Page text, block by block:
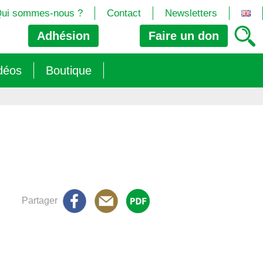
Adhésion Faire un don
sommes-nous ? Contact Newsletters
26)
» s’imposent aux législateurs européens ?
Boutique
Partager